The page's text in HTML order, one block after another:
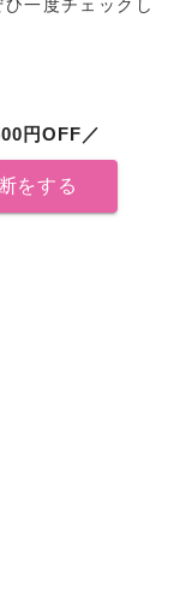
一度チェックし
円OFF／
をする